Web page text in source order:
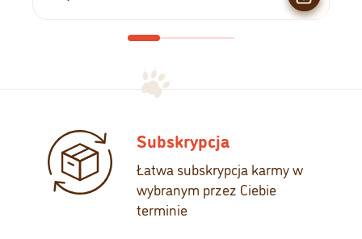
Subskrypcja
Łatwa subskrypcja karmy w
wybranym przez Ciebie
terminie